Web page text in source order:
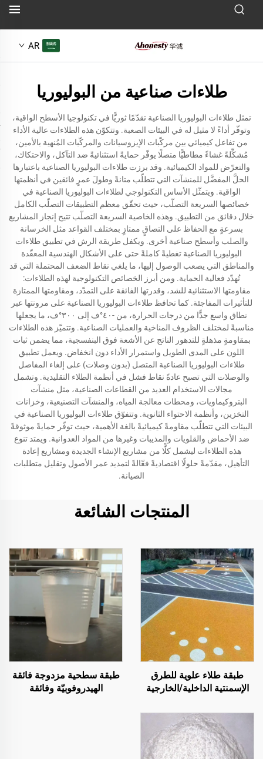
AR
طلاءات صناعية من البوليوريا
تمثل طلاءات البوليوريا الصناعية تقدّمًا ثوريًّا في تكنولوجيا الأسطح الواقية،
وتوفّر أداءً لا مثيل له في البيئات الصعبة. وتتكوّن هذه الطلاءات عالية الأداء
من تفاعل كيميائي بين مركّبات الإيزوسيانات والمركّبات المُنهية بالأمين،
مُشكِّلةً غشاءً مطاطيًّا متصلًا يوفّر حمايةً استثنائيةً ضد التآكل، والاحتكاك،
والتعرّض للمواد الكيميائية. وقد برزت طلاءات البوليوريا الصناعية باعتبارها
الحلَّ المفضَّل للمنشآت التي تتطلّب متانةً وطولَ عمرٍ فائقين في أنظمتها
الواقية. ويتمثّل الأساس التكنولوجي لطلاءات البوليوريا الصناعية في
خصائصها السريعة التصلّب، حيث تحقّق معظم التطبيقات التصلّب الكامل
خلال دقائق من التطبيق. وهذه الخاصية السريعة التصلّب تتيح إنجاز المشاريع
بسرعةٍ مع الحفاظ على التصاقٍ ممتازٍ بمختلف القواعد مثل الخرسانة
والصلب وأسطح صناعية أخرى. ويكفل طريقة الرش في تطبيق طلاءات
البوليوريا الصناعية تغطيةً كاملةً حتى على الأشكال الهندسية المعقّدة
والمناطق التي يصعب الوصول إليها، ما يلغي نقاط الضعف المحتملة التي قد
تُهدّد فعالية الحماية. ومن أبرز الخصائص التكنولوجية لهذه الطلاءات:
مقاومتها الاستثنائية للشد، وقدرتها الفائقة على التمدّد، ومقاومتها الممتازة
للتأثيرات المفاجئة. كما تحافظ طلاءات البوليوريا الصناعية على مرونتها عبر
نطاق واسع جدًّا من درجات الحرارة، من -٤٠°ف إلى ٣٠٠°ف، ما يجعلها
مناسبةً لمختلف الظروف المناخية والعمليات الصناعية. وتتميّز هذه الطلاءات
بمقاومةٍ مذهلةٍ للتدهور الناتج عن الأشعة فوق البنفسجية، مما يضمن ثبات
اللون على المدى الطويل واستمرار الأداء دون انخفاض. ويعمل تطبيق
طلاءات البوليوريا الصناعية المتصل (بدون وصلات) على إلغاء المفاصل
والوصلات التي تصبح عادةً نقاط فشل في أنظمة الطلاء التقليدية. وتشمل
مجالات الاستخدام العديد من القطاعات الصناعية، مثل منشآت
البتروكيماويات، ومحطات معالجة المياه، والمنشآت التصنيعية، وخزانات
التخزين، وأنظمة الاحتواء الثانوية. وتتفوّق طلاءات البوليوريا الصناعية في
البيئات التي تتطلّب مقاومةً كيميائيةً بالغة الأهمية، حيث توفّر حمايةً موثوقةً
ضد الأحماض والقلويات والمذيبات وغيرها من المواد العدوانية. ويمتد تنوع
هذه الطلاءات ليشمل كلًّا من مشاريع الإنشاء الجديدة ومشاريع إعادة
التأهيل، مقدّمةً حلولًا اقتصاديةً فعّالةً لتمديد عمر الأصول وتقليل متطلبات
الصيانة.
المنتجات الشائعة
طبقة طلاء علوية للطرق
الإسمنتية الداخلية/الخارجية
ST400)، والطرق الأسفلتية،
والعزل المائي للأسفلت،
وإعادة تجديد البولي يوريثان
السيليكوني، وخلائط PMA،
طبقة سطحية مزدوجة فائقة
الهيدروفوبيّة وفائقة